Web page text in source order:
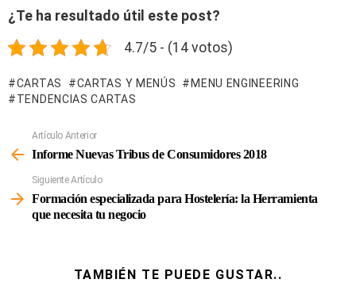
¿Te ha resultado útil este post?
4.7/5 - (14 votos)
CARTAS CARTAS Y MENÚS
MENU ENGINEERING
TENDENCIAS CARTAS
Más
Artículo Anterior
Informe Nuevas Tribus de Consumidores 2018
Siguiente Artículo
Formación especializada para Hostelería: la Herramienta
que necesita tu negocio
TAMBIÉN TE PUEDE GUSTAR..